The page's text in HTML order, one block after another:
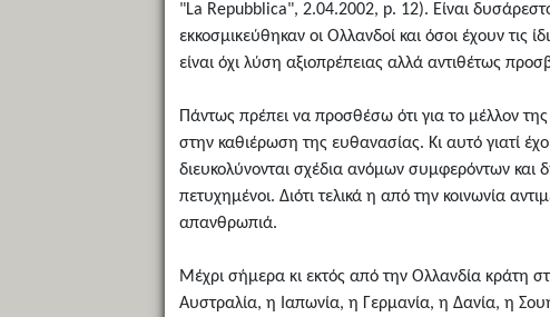
"La Repubblica", 2.04.2002, p. 12). Είναι
εκκοσμικεύθηκαν οι Ολλανδοί και όσοι έχουν
είναι όχι λύση αξιοπρέπειας αλλά αντιθέτως
Πάντως πρέπει να προσθέσω ότι για το μέλλον της
στην καθιέρωση της ευθανασίας. Κι αυτό γιατί
διευκολύνονται σχέδια ανόμων συμφερόντων και
πετυχημένοι. Διότι τελικά η από την κοινωνία
απανθρωπιά.
Μέχρι σήμερα κι εκτός από την Ολλανδία κράτη
Αυστραλία, η Ιαπωνία, η Γερμανία, η Δανία, η